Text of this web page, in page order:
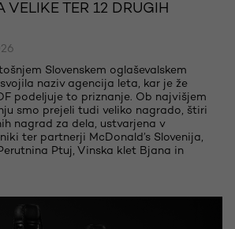
VELIKE TER 12 DRUGIH
Slovenskem oglaševalskem
naziv agencija leta, kar je že
podeljuje to priznanje. Ob najvišjem
smo prejeli tudi veliko nagrado, štiri
nagrad za dela, ustvarjena v
ter partnerji McDonald’s Slovenija,
Ptuj, Vinska klet Bjana in